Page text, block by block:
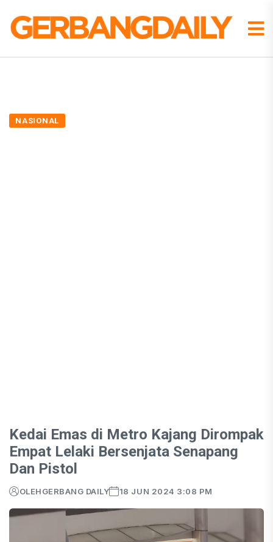
NASIONAL
Kedai Emas di Metro Kajang Dirompak
Empat Lelaki Bersenjata Senapang
Dan Pistol
OLEHGERBANG DAILY 18 JUN 2024 3:08 PM